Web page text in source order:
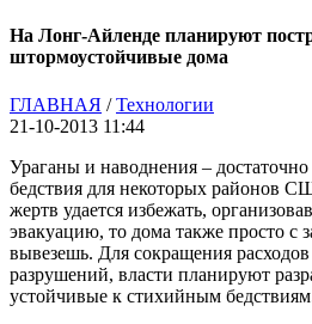
На Лонг-Айленде планируют
штормоустойчивые дома
ГЛАВНАЯ /Технологии
21-10-2013 11:44
Ураганы и наводнения –
бедствия для некоторых районов
жертв удается избежать,
эвакуацию, то дома также просто с
вывезешь. Для сокращения
разрушений, власти планируют
устойчивые к стихийным